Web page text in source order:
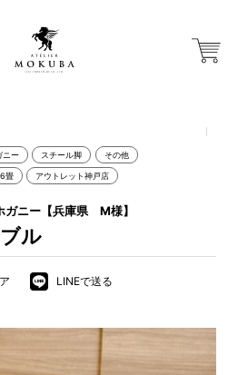
STORE
店舗から探す
いて
ニー スチール脚 その他
畳 アウトレット神戸店
ル
ガニー【兵庫県 M様】
LINEで送る